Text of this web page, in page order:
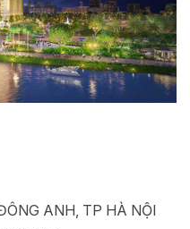
ANH, TP HÀ NỘI